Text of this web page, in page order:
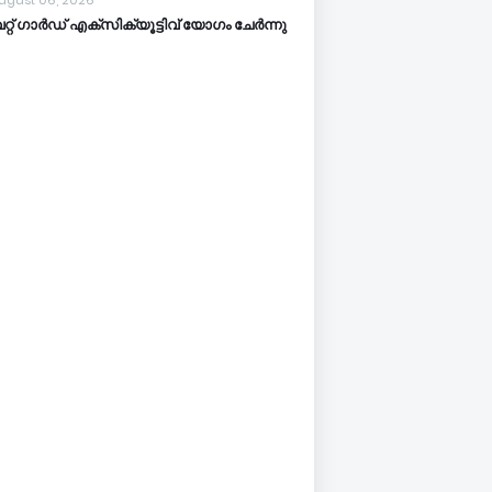
ഗാർഡ് എക്സിക്യൂട്ടിവ് യോഗം ചേർന്നു